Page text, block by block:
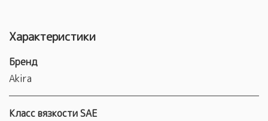
Характеристики
Бренд
Akira
Класс вязкости SAE